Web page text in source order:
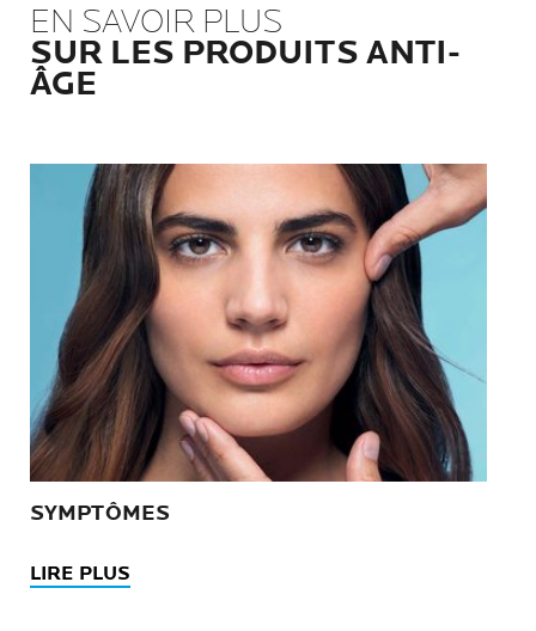
EN SAVOIR PLUS
SUR LES PRODUITS ANTI-
ÂGE
SYMPTÔMES
LIRE PLUS